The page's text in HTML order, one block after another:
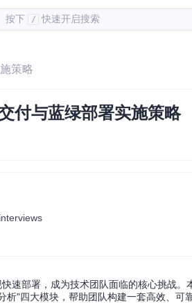
按下 / 快速开启搜索
策略
付与蓝绿部署实施策略
速部署，成为技术团队面临的核心挑战。
"四大模块，帮助团队构建一套高效、可